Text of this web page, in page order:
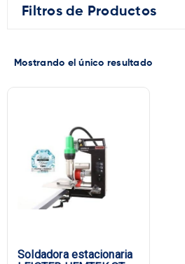
Filtros de Productos
Mostrando el único resultado
Soldadora estacionaria